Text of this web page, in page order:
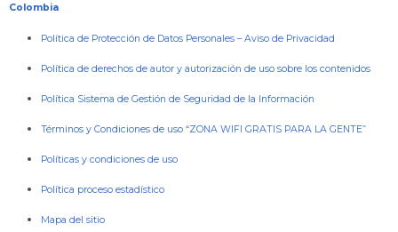
Colombia
Política de Protección de Datos Personales –Aviso de Privacidad
Política de derechos de autor y autorización de uso sobre los contenidos
Política Sistema de Gestión de Seguridad de la Información
Términos y Condiciones de uso “ZONA WIFI GRATIS PARA LA GENTE”
Políticas y condiciones de uso
Política proceso estadístico
Mapa del sitio